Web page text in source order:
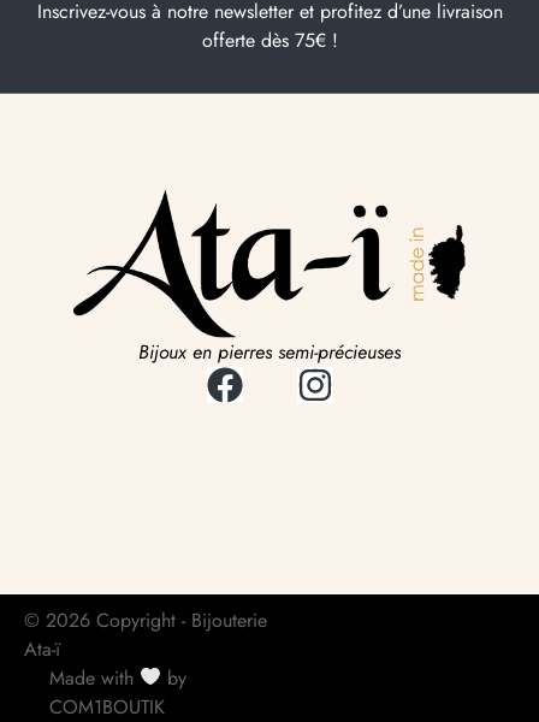
Inscrivez-vous à notre newsletter et profitez d’une livraison
offerte dès 75€ !
Bijoux en pierres semi-précieuses
© 2026 Copyright - Bijouterie
Ata-ï
Made with
by
COM1BOUTIK